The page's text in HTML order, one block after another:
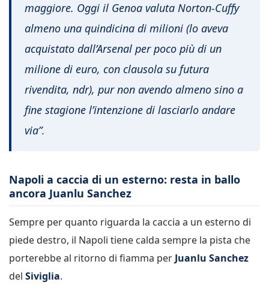
maggiore. Oggi il Genoa valuta Norton-Cuffy
almeno una quindicina di milioni (lo aveva
acquistato dall’Arsenal per poco più di un
milione di euro, con clausola su futura
rivendita, ndr), pur non avendo almeno sino a
fine stagione l’intenzione di lasciarlo andare
via”.
Napoli a caccia di un esterno: resta in ballo
ancora Juanlu Sanchez
Sempre per quanto riguarda la caccia a un esterno di
piede destro, il Napoli tiene calda sempre la pista che
porterebbe al ritorno di fiamma per Juanlu Sanchez
del Siviglia.